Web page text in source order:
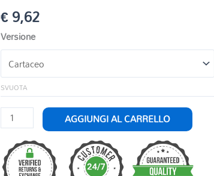
€9,62
Versione
SVUOTA
DUE
MELODIE
CELEBRI
quantità
AGGIUNGI AL CARRELLO